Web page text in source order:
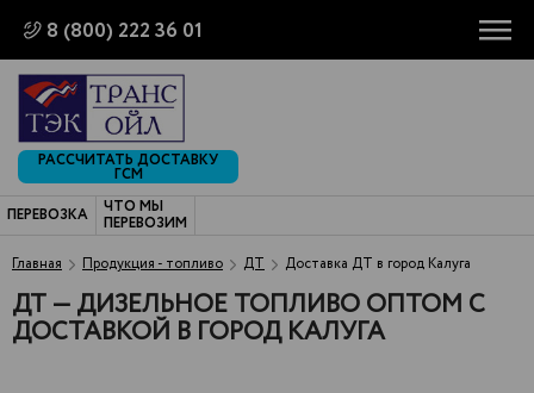
8 (800) 222 36 01
РАССЧИТАТЬ ДОСТАВКУ
ГСМ
ПЕРЕВОЗКА
ЧТО МЫ
ПЕРЕВОЗИМ
Главная
Продукция - топливо ДТ Доставка ДТ в город Калуга
ДТ — ДИЗЕЛЬНОЕ ТОПЛИВО ОПТОМ С
ДОСТАВКОЙ В ГОРОД КАЛУГА